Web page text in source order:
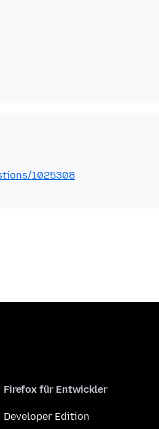
1025308
Firefox für Entwickler
Developer Edition